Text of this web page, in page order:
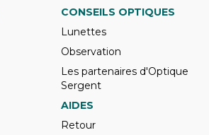
CONSEILS OPTIQUES
Lunettes
Observation
Les partenaires d'Optique
Sergent
AIDES
Retour